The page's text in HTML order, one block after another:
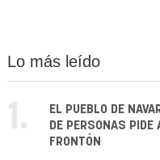
Lo más leído
1.
EL PUEBLO DE
DE PERSONAS PIDE
FRONTÓN